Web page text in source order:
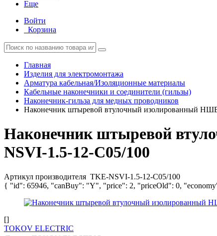
Еще
Войти
Корзина
Главная
Изделия для электромонтажа
Арматура кабельная/Изоляционные материалы
Кабельные наконечники и соединители (гильзы)
Наконечник-гильза для медных проводников
Наконечник штыревой втулочный изолированный
Наконечник штыревой
NSVI-1.5-12-C05/100
Артикул производителя TKE-NSVI-1.5-12-C05/100
{ "id": 65946, "canBuy": "Y", "price": 2, "priceOld": 0,
[]
TOKOV ELECTRIC